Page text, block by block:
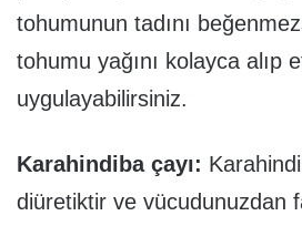
tohumunun tadını
tohumu yağını kolayca alıp
uygulayabilirsiniz.
Karahindiba çayı:
diüretiktir ve vücudunuzdan